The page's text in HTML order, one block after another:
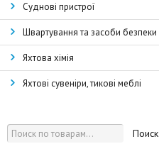
Суднові пристрої
Швартування та засоби безпеки
Яхтова хімія
Яхтові сувеніри, тикові меблі
Поиск